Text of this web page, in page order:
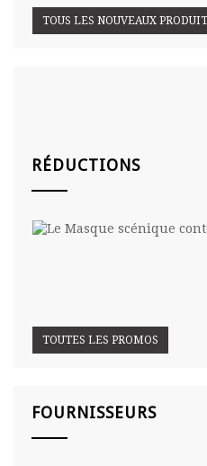
TOUS LES NOUVEAUX
RÉDUCTIONS
TOUTES LES PROMOS
FOURNISSEURS